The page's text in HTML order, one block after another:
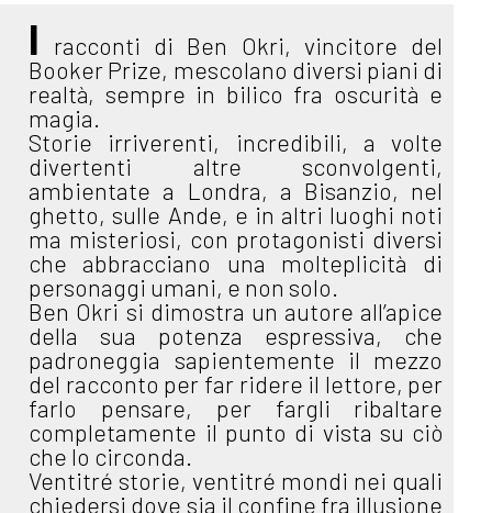
I racconti di Ben Okri, vincitore del
Booker Prize, mescolano diversi piani di
realtà, sempre in bilico fra oscurità e
magia.
Storie irriverenti, incredibili, a volte
divertenti altre sconvolgenti,
ambientate a Londra, a Bisanzio, nel
ghetto, sulle Ande, e in altri luoghi noti
ma misteriosi, con protagonisti diversi
che abbracciano una molteplicità di
personaggi umani, e non solo.
Ben Okri si dimostra un autore all’apice
della sua potenza espressiva, che
padroneggia sapientemente il mezzo
del racconto per far ridere il lettore, per
farlo pensare, per fargli ribaltare
completamente il punto di vista su ciò
che lo circonda.
Ventitré storie, ventitré mondi nei quali
chiedersi dove sia il confine fra illusione